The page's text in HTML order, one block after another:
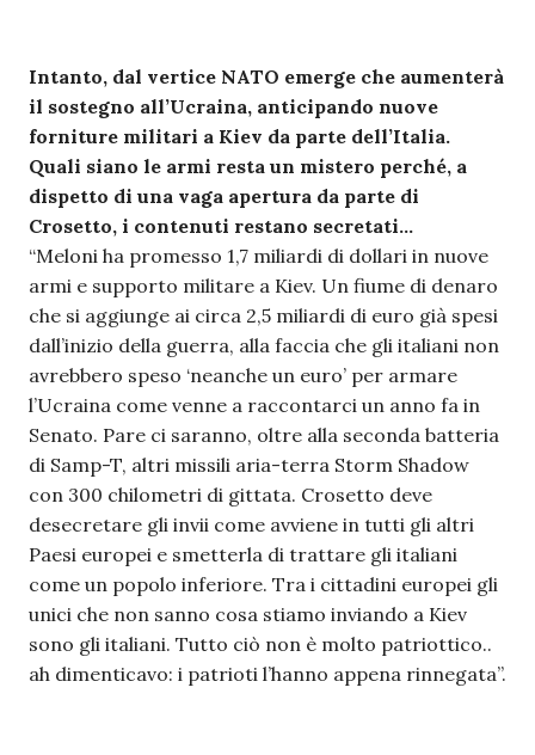
Intanto, dal vertice NATO emerge che aumenterà
il sostegno all’Ucraina, anticipando nuove
forniture militari a Kiev da parte dell’Italia.
Quali siano le armi resta un mistero perché, a
dispetto di una vaga apertura da parte di
Crosetto, i contenuti restano secretati…
“Meloni ha promesso 1,7 miliardi di dollari in nuove
armi e supporto militare a Kiev. Un fiume di denaro
che si aggiunge ai circa 2,5 miliardi di euro già spesi
dall’inizio della guerra, alla faccia che gli italiani non
avrebbero speso ‘neanche un euro’ per armare
l’Ucraina come venne a raccontarci un anno fa in
Senato. Pare ci saranno, oltre alla seconda batteria
di Samp-T, altri missili aria-terra Storm Shadow
con 300 chilometri di gittata. Crosetto deve
desecretare gli invii come avviene in tutti gli altri
Paesi europei e smetterla di trattare gli italiani
come un popolo inferiore. Tra i cittadini europei gli
unici che non sanno cosa stiamo inviando a Kiev
sono gli italiani. Tutto ciò non è molto patriottico..
ah dimenticavo: i patrioti l’hanno appena rinnegata”.